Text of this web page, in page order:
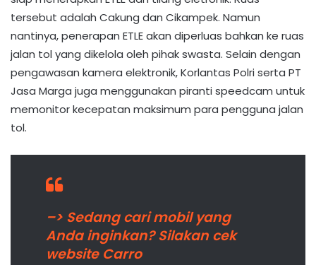
tersebut adalah Cakung dan Cikampek. Namun
nantinya, penerapan ETLE akan diperluas bahkan ke ruas
jalan tol yang dikelola oleh pihak swasta. Selain dengan
pengawasan kamera elektronik, Korlantas Polri serta PT
Jasa Marga juga menggunakan piranti speedcam untuk
memonitor kecepatan maksimum para pengguna jalan
tol.
–> Sedang cari mobil yang
Anda inginkan? Silakan cek
website Carro